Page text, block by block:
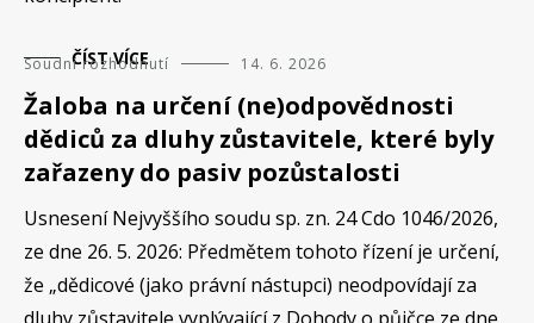
ČÍST VÍCE
Soudní rozhodnutí 14. 6. 2026
Žaloba na určení (ne)odpovědnosti
dědiců za dluhy zůstavitele, které byly
zařazeny do pasiv pozůstalosti
Usnesení Nejvyššího soudu sp. zn. 24 Cdo 1046/2026,
ze dne 26. 5. 2026: Předmětem tohoto řízení je určení,
že „dědicové (jako právní nástupci) neodpovídají za